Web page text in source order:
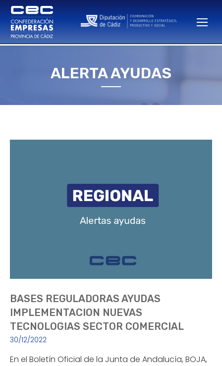
ALERTA AYUDAS
Estás aquí:
BASES REGULADORAS AYUDAS
IMPLEMENTACION NUEVAS
TECNOLOGIAS SECTOR COMERCIAL
30/12/2022
En el Boletín Oficial de la Junta de Andalucía, BOJA,